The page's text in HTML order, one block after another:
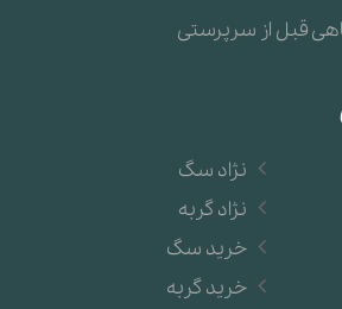
قبل از سرپرستی
نژاد سگ
نژاد گربه
خرید سگ
خرید گربه